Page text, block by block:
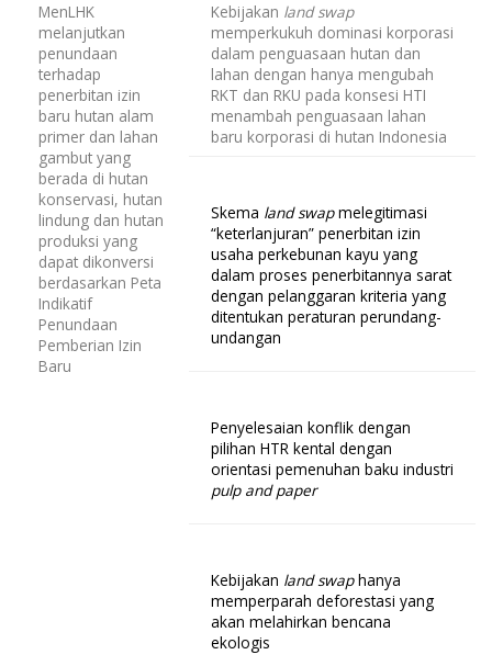
MenLHK
melanjutkan
penundaan
terhadap
penerbitan izin
baru hutan alam
primer dan lahan
gambut yang
berada di hutan
konservasi, hutan
lindung dan hutan
produksi yang
dapat dikonversi
berdasarkan Peta
Indikatif
Penundaan
Pemberian Izin
Baru
Kebijakan land swap
memperkukuh dominasi korporasi
dalam penguasaan hutan dan
lahan dengan hanya mengubah
RKT dan RKU pada konsesi HTI
menambah penguasaan lahan
baru korporasi di hutan Indonesia
Skema land swapmelegitimasi
“keterlanjuran” penerbitan izin
usaha perkebunan kayu yang
dalam proses penerbitannya sarat
dengan pelanggaran kriteria yang
ditentukan peraturan perundang-
undangan
Penyelesaian konflik dengan
pilihan HTR kental dengan
orientasi pemenuhan baku industri
pulp and paper
Kebijakan land swaphanya
memperparah deforestasi yang
akan melahirkan bencana
ekologis